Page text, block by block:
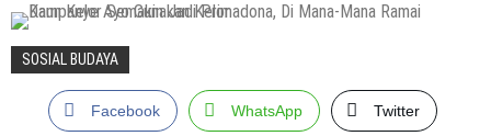
Lengkapnya
Masih Buka Atau Tutup ?? Nasib Dapur
SPPG Mondoteko 3, Usai Dugaan
SOSIAL BUDAYA
Facebook WhatsApp Twitter